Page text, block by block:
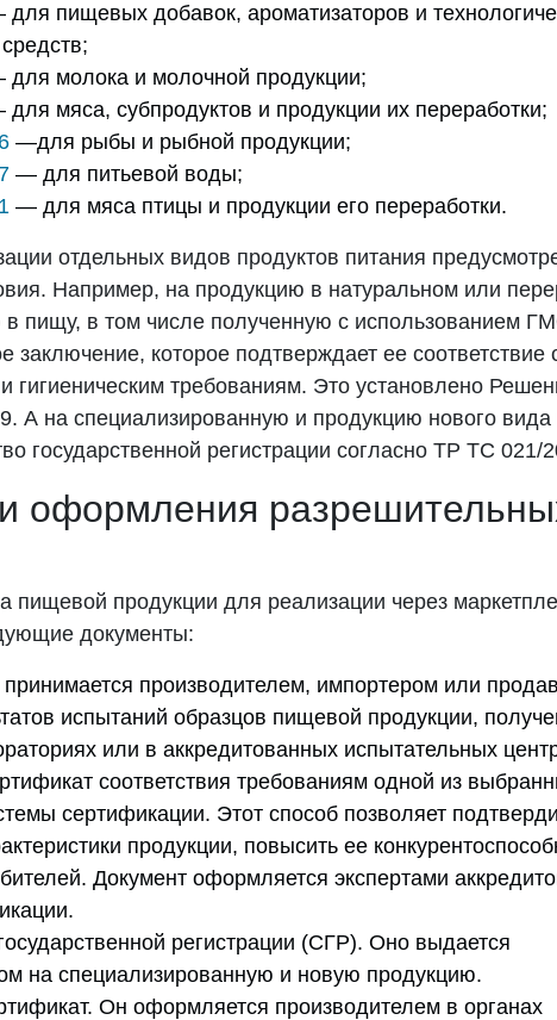
пищевых добавок, ароматизаторов и
молока и молочной продукции;
мяса, субпродуктов и продукции их переработки;
—для рыбы и рыбной продукции;
— для питьевой воды;
— для мяса птицы и продукции его переработки.
отдельных видов продуктов питания
Например, на продукцию в натуральном или
пищу, в том числе полученную с использованием
заключение, которое подтверждает ее соответствие
гигиеническим требованиям. Это установлено
А на специализированную и продукцию нового
государственной регистрации согласно ТР ТС 021/
оформления
пищевой продукции для реализации через
документы:
производителем, импортером или
испытаний образцов пищевой продукции,
или в аккредитованных испытательных
соответствия требованиям одной из
сертификации. Этот способ позволяет
продукции, повысить ее
Документ оформляется экспертами
регистрации (СГР). Оно выдается
на специализированную и новую продукцию.
Он оформляется производителем в органах